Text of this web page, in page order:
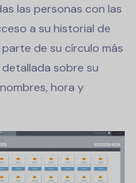
las personas con las
a su historial de
de su círculo más
sobre su
hora y